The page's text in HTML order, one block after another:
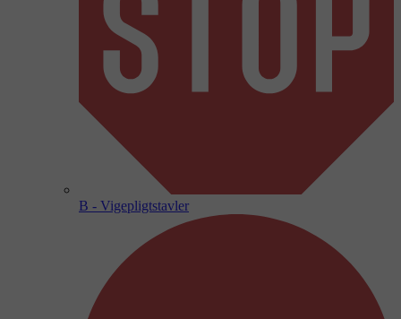
B - Vigepligtstavler